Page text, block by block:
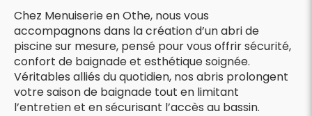
Chez Menuiserie en Othe, nous vous
accompagnons dans la création d’un abri de
piscine sur mesure, pensé pour vous offrir sécurité,
confort de baignade et esthétique soignée.
Véritables alliés du quotidien, nos abris prolongent
votre saison de baignade tout en limitant
l’entretien et en sécurisant l’accès au bassin.